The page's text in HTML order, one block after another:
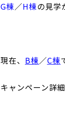
G棟／H棟の見学
現在、 B棟／C棟
キャンペーン詳